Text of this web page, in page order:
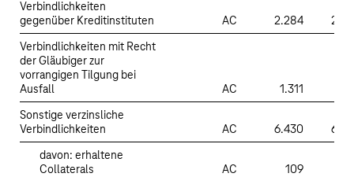
Verbindlichkeiten
gegenüber Kreditinstituten
AC 2.284
Verbindlichkeiten mit Recht
der Gläubiger zur
vorrangigen Tilgung bei
Ausfall
AC 1.311
Sonstige verzinsliche
Verbindlichkeiten
AC 6.430
davon: erhaltene
Collaterals
AC 109